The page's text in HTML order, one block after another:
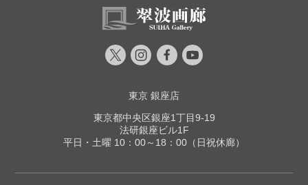
東京 銀座店
東京都中央区銀座1丁目9-19
法研銀座ビル1F
平日・土曜 10：00～18：00（日祝休廊）